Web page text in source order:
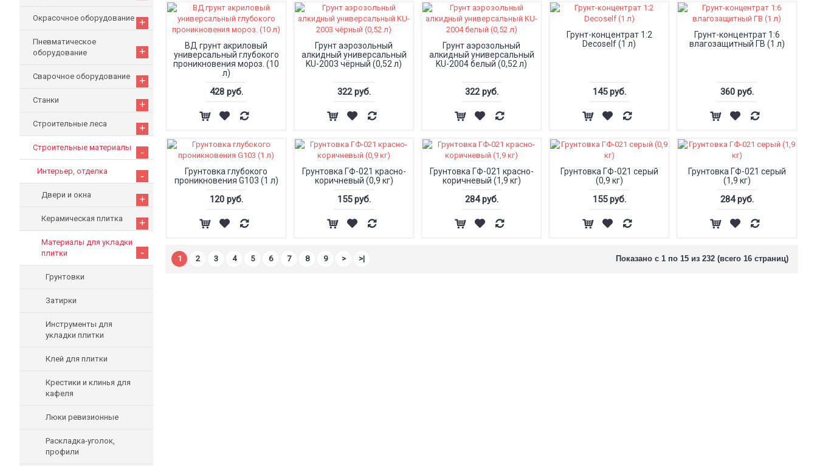
Окрасочное оборудование +
Пневматическое
оборудование
+
Сварочное оборудование +
Станки +
Строительные леса +
Строительные материалы -
Интерьер, отделка -
Двери и окна +
Керамическая плитка +
Материалы для укладки
плитки
-
Грунтовки
Затирки
Инструменты для
укладки плитки
Клей для плитки
Крестики и клинья для
кафеля
Люки ревизионные
Раскладка-уголок,
профили
ВД грунт акриловый
универсальный глубокого
проникновения мороз. (10
л)
428 руб.
Грунт аэрозольный
алкидный универсальный
KU-2003 чёрный (0,52 л)
322 руб.
Грунт аэрозольный
алкидный универсальный
KU-2004 белый (0,52 л)
322 руб.
Грунт-концентрат 1:2
Decoself (1 л)
145 руб.
Грунт-концентрат 1:6
влагозащитный ГВ (1 л)
360 руб.
Грунтовка глубокого
проникновения G103 (1 л)
120 руб.
Грунтовка ГФ-021 красно-
коричневый (0,9 кг)
155 руб.
Грунтовка ГФ-021 красно-
коричневый (1,9 кг)
284 руб.
Грунтовка ГФ-021 серый
(0,9 кг)
155 руб.
Грунтовка ГФ-021 серый
(1,9 кг)
284 руб.
1 2 3 4 5 6 7 8 9 > >| Показано с 1 по 15 из 232 (всего 16 страниц)